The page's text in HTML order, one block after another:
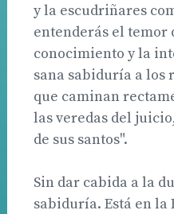
y la escudriñares
entenderás el temor
conocimiento y la
sana sabiduría a los
que caminan
las veredas del
de sus santos".
Sin dar cabida a la
sabiduría. Está en la